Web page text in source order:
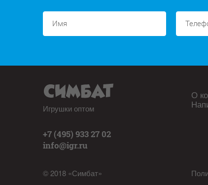
Игрушки оптом
+7 (495) 933 27 02
info@igr.ru
© 2018 «Симбат»
О